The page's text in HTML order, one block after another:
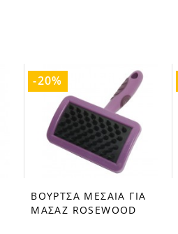
favorite_border
ΒΟΥΡΤΣΑ ΜΕΣΑΙΑ ΓΙΑ
ΜΑΣΑΖ ROSEWOOD
-20%